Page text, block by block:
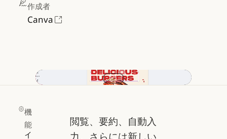
作成者
Canva
動画を再生
機
能
イ
閲覧、要約、自動入
力、さらには新しい